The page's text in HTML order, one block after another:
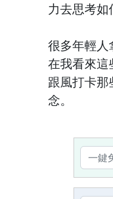
力去思考如
很多年輕人
在我看來這
跟風打卡
念。